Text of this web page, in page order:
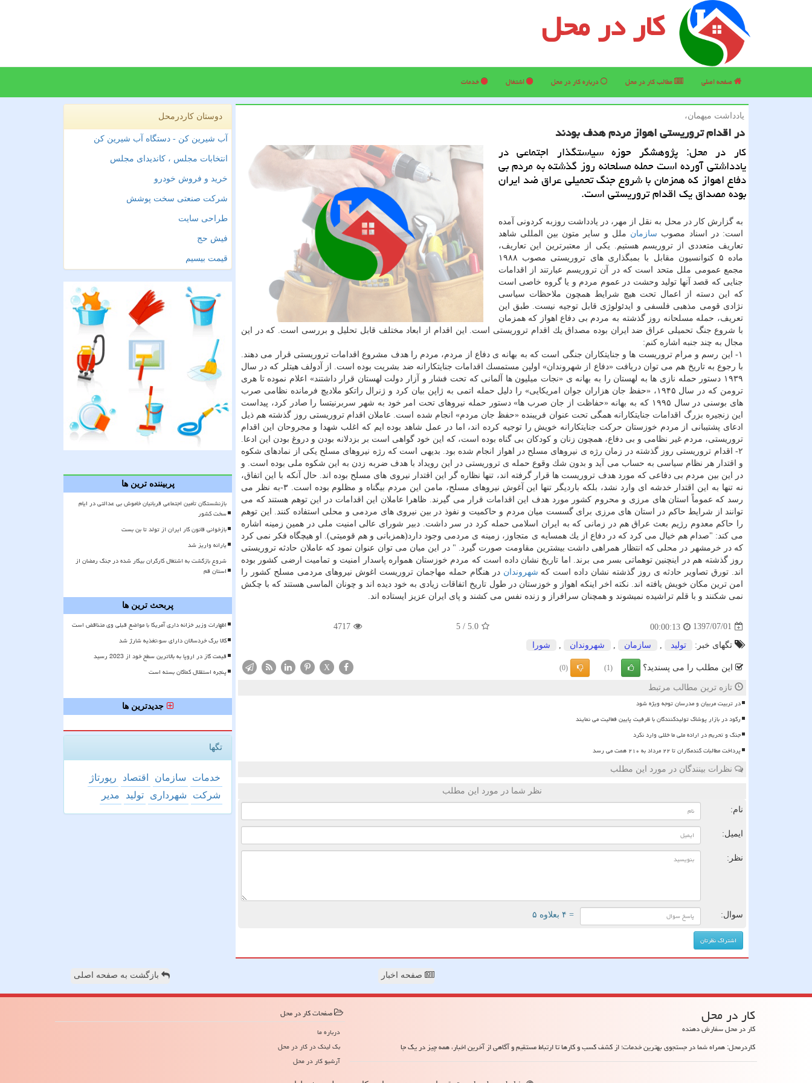
کار در محل
صفحه اصلی مطالب كار در محل درباره كار در محل اشتغال خدمات
یادداشت میهمان،
در اقدام تروریستی اهواز مردم هدف بودند
كار در محل: پژوهشگر حوزه سیاستگذار اجتماعی در
یادداشتی آورده است حمله مسلحانه روز گذشته به مردم بی
دفاع اهواز كه همزمان با شروع جنگ تحمیلی عراق ضد ایران
بوده مصداق یك اقدام تروریستی است.
به گزارش كار در محل به نقل از مهر، در یادداشت روزبه كردونی آمده
است: در اسناد مصوب سازمان ملل و سایر متون بین المللی شاهد
تعاریف متعددی از تروریسم هستیم. یكی از معتبرترین این تعاریف،
ماده ۵ كنوانسیون مقابل با بمبگذاری های تروریستی مصوب ۱۹۸۸
مجمع عمومی ملل متحد است كه در آن تروریسم عبارتند از اقدامات
جنایی كه قصد آنها تولید وحشت در عموم مردم و یا گروه خاصی است
كه این دسته از اعمال تحت هیچ شرایط همچون ملاحظات سیاسی
نژادی قومی مذهبی فلسفی و ایدئولوژی قابل توجیه نیست. طبق این
تعریف، حمله مسلحانه روز گذشته به مردم بی دفاع اهواز كه همزمان
با شروع جنگ تحمیلی عراق ضد ایران بوده مصداق یك اقدام تروریستی است. این اقدام از ابعاد مختلف قابل تحلیل و بررسی است. كه در این
مجال به چند جنبه اشاره كنم:
۱- این رسم و مرام تروریست ها و جنایتكاران جنگی است كه به بهانه ی دفاع از مردم، مردم را هدف مشروع اقدامات تروریستی قرار می دهند.
با رجوع به تاریخ هم می توان دریافت «دفاع از شهروندان» اولین مستمسك اقدامات جنایتكارانه ضد بشریت بوده است. از آدولف هیتلر كه در سال
۱۹۳۹ دستور حمله نازی ها به لهستان را به بهانه ی «نجات میلیون ها آلمانی كه تحت فشار و آزار دولت لهستان قرار داشتند» اعلام نموده تا هری
ترومن كه در سال ۱۹۴۵، «حفظ جان هزاران جوان امریكایی» را دلیل حمله اتمی به ژاپن بیان كرد و ژنرال راتكو ملادیچ فرمانده نظامی صرب
های بوسنی در سال ۱۹۹۵ كه به بهانه «حفاظت از جان صرب ها» دستور حمله نیروهای تحت امر خود به شهر سربرنیتسا را صادر كرد، پیداست
این زنجیره بزرگ اقدامات جنایتكارانه همگی تحت عنوان فریبنده «حفظ جان مردم» انجام شده است. عاملان اقدام تروریستی روز گذشته هم ذیل
ادعای پشتیبانی از مردم خوزستان حركت جنایتكارانه خویش را توجیه كرده اند، اما در عمل شاهد بوده ایم كه اغلب شهدا و مجروحان این اقدام
تروریستی، مردم غیر نظامی و بی دفاع، همچون زنان و كودكان بی گناه بوده است، كه این خود گواهی است بر بزدلانه بودن و دروغ بودن این ادعا.
۲- اقدام تروریستی روز گذشته در زمان رژه ی نیروهای مسلح در اهواز انجام شده بود. بدیهی است كه رژه نیروهای مسلح یكی از نمادهای شكوه
و اقتدار هر نظام سیاسی به حساب می آید و بدون شك وقوع حمله ی تروریستی در این رویداد با هدف ضربه زدن به این شكوه ملی بوده است. و
در این بین مردم بی دفاعی كه مورد هدف تروریست ها قرار گرفته اند، تنها نظاره گر این اقتدار نیروی های مسلح بوده اند. حال آنكه با این اتفاق،
نه تنها به این اقتدار خدشه ای وارد نشد، بلكه باردیگر تنها این آغوش نیروهای مسلح، مامن این مردم بیگناه و مظلوم بوده است. ۳-به نظر می
رسد كه عموماً استان های مرزی و محروم كشور مورد هدف این اقدامات قرار می گیرند. ظاهرا عاملان این اقدامات در این توهم هستند كه می
توانند از شرایط حاكم در استان های مرزی برای گسست میان مردم و حاكمیت و نفوذ در بین نیروی های مردمی و محلی استفاده كنند. این توهم
را حاكم معدوم رژیم بعث عراق هم در زمانی كه به ایران اسلامی حمله كرد در سر داشت. دبیر شورای عالی امنیت ملی در همین زمینه اشاره
می كند: "صدام هم خیال می كرد كه در دفاع از یك همسایه ی متجاوز، زمینه ی مردمی وجود دارد(همزبانی و هم قومیتی). او هیچگاه فكر نمی كرد
كه در خرمشهر در محلی كه انتظار همراهی داشت بیشترین مقاومت صورت گیرد. " در این میان می توان عنوان نمود كه عاملان حادثه تروریستی
روز گذشته هم در اینچنین توهماتی بسر می برند. اما تاریخ نشان داده است كه مردم خوزستان همواره پاسدار امنیت و تمامیت ارضی كشور بوده
اند. تورق تصاویر حادثه ی روز گذشته نشان داده است كه شهروندان در هنگام حمله مهاجمان تروریست اغوش نیروهای مردمی مسلح كشور را
امن ترین مكان خویش یافته اند. نكته اخر اینكه اهواز و خوزستان در طول تاریخ اتفاقات زیادی به خود دیده اند و چونان الماسی هستند كه با چكش
نمی شكنند و با قلم تراشیده نمیشوند و همچنان سرافراز و زنده نفس می كشند و پای ایران عزیز ایستاده اند.
1397/07/01
00:00:13
5.0
/
5
4717
تگهای خبر: تولید سازمان شهروندان شورا
این مطلب را می پسندید؟ (1)
(0)
X
تازه ترین مطالب مرتبط
در تربیت مربیان و مدرسان توجه ویژه شود
رکود در بازار پوشاک تولیدکنندگان با ظرفیت پایین فعالیت می نمایند
جنگ و تحریم در اراده ملی ما خللی وارد نکرد
پرداخت مطالبات گندمکاران تا ۲۲ مرداد به ۲۱۰ همت می رسد
نظرات بینندگان در مورد این مطلب
نظر شما در مورد این مطلب
نام:
ایمیل:
نظر:
سوال: = ۴ بعلاوه ۵
دوستان کاردرمحل
آب شیرین کن - دستگاه آب شیرین کن
انتخابات مجلس ، کاندیدای مجلس
خرید و فروش خودرو
شرکت صنعتی سخت پوشش
طراحی سایت
فیش حج
قیمت بیسیم
پربیننده ترین ها
بازنشستگان تأمین اجتماعی قربانیان خاموش بی عدالتی در ایام
سخت کشور
بازخوانی قانون کار ایران از تولد تا بن بست
یارانه واریز شد
شروع بازگشت به اشتغال کارگران بیکار شده در جنگ رمضان از
استان قم
پربحث ترین ها
اظهارات وزیر خزانه داری آمریکا با مواضع قبلی وی متناقض است
کالا برگ خردسالان دارای سوءتغذیه شارژ شد
قیمت گاز در اروپا به بالاترین سطح خود از 2023 رسید
پنجره استقلال کماکان بسته است
جدیدترین ها
تگها
خدمات سازمان اقتصاد
رپورتاژ
شركت
شهرداری تولید مدیر
صفحه اخبار بازگشت به صفحه اصلی
كار در محل
کار در محل سفارش دهنده
کاردرمحل: همراه شما در جستجوی بهترین خدمات؛ از کشف کسب و کارها تا ارتباط مستقیم و آگاهی از آخرین اخبار، همه چیز در یک جا
صفحات كار در محل
درباره ما
بک لینک در كار در محل
آرشیو كار در محل